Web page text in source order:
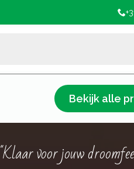
Bekijk alle
"Klaar voor jouw